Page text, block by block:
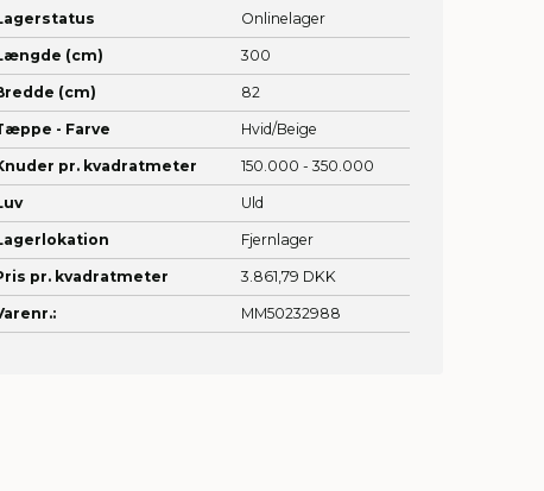
Onlinelager
(cm) 300
(cm) 82
- Farve Hvid/Beige
pr. kvadratmeter 150.000 - 350.000
Uld
Fjernlager
pr. kvadratmeter 3.861,79 DKK
MM50232988